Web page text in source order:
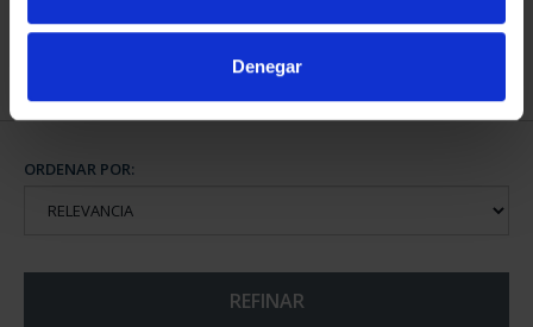
Denegar
ORDENAR POR:
REFINAR